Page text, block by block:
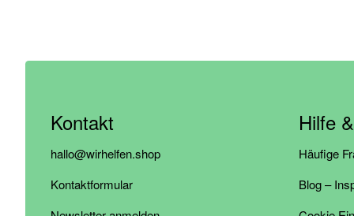
Kontakt
hallo@wirhelfen.shop
Kontaktformular
Hilfe
Häufige
Blog –